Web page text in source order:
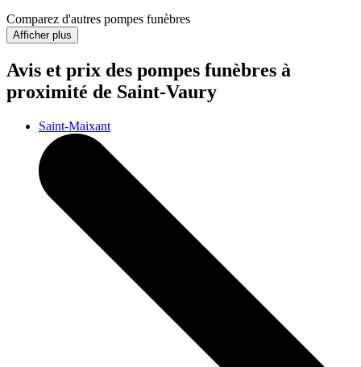
Comparez d'autres pompes funèbres
Afficher plus
Avis et prix des pompes funèbres à
proximité de Saint-Vaury
Saint-Maixant